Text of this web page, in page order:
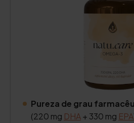
Pureza de grau
(220 mg DHA+ 330 mg EPA